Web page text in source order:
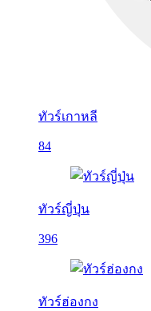
ทัวร์เกาหลี
84
ทัวร์ญี่ปุ่น
396
ทัวร์ฮ่องกง